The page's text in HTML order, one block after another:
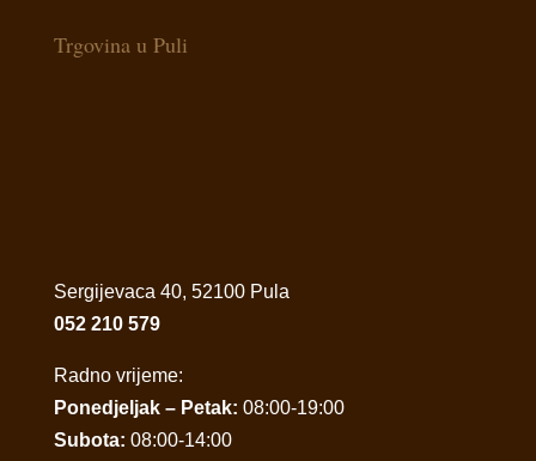
Trgovina u Puli
Sergijevaca 40, 52100 Pula
052 210 579
Radno vrijeme:
Ponedjeljak – Petak: 08:00-19:00
Subota: 08:00-14:00